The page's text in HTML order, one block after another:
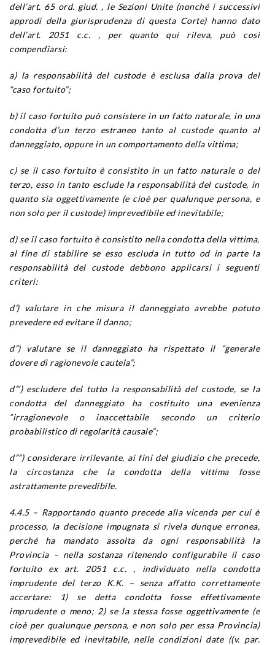
dell’art. 65 ord. giud. , le Sezioni Unite (nonché i successivi
approdi della giurisprudenza di questa Corte) hanno dato
dell’art. 2051 c.c. , per quanto qui rileva, può così
compendiarsi:
a) la responsabilità del custode è esclusa dalla prova del
“caso fortuito”;
b) il caso fortuito può consistere in un fatto naturale, in una
condotta d’un terzo estraneo tanto al custode quanto al
danneggiato, oppure in un comportamento della vittima;
c) se il caso fortuito è consistito in un fatto naturale o del
terzo, esso in tanto esclude la responsabilità del custode, in
quanto sia oggettivamente (e cioè per qualunque persona, e
non solo per il custode) imprevedibile ed inevitabile;
d) se il caso fortuito è consistito nella condotta della vittima,
al fine di stabilire se esso escluda in tutto od in parte la
responsabilità del custode debbono applicarsi i seguenti
criteri:
d’) valutare in che misura il danneggiato avrebbe potuto
prevedere ed evitare il danno;
d”) valutare se il danneggiato ha rispettato il “generale
dovere di ragionevole cautela”;
d”‘) escludere del tutto la responsabilità del custode, se la
condotta del danneggiato ha costituito una evenienza
“irragionevole o inaccettabile secondo un criterio
probabilistico di regolarità causale”;
d””) considerare irrilevante, ai fini del giudizio che precede,
la circostanza che la condotta della vittima fosse
astrattamente prevedibile.
4.4.5 – Rapportando quanto precede alla vicenda per cui è
processo, la decisione impugnata si rivela dunque erronea,
perché ha mandato assolta da ogni responsabilità la
Provincia – nella sostanza ritenendo configurabile il caso
fortuito ex art. 2051 c.c. , individuato nella condotta
imprudente del terzo K.K. – senza affatto correttamente
accertare: 1) se detta condotta fosse effettivamente
imprudente o meno; 2) se la stessa fosse oggettivamente (e
cioè per qualunque persona, e non solo per essa Provincia)
imprevedibile ed inevitabile, nelle condizioni date ((v. par.